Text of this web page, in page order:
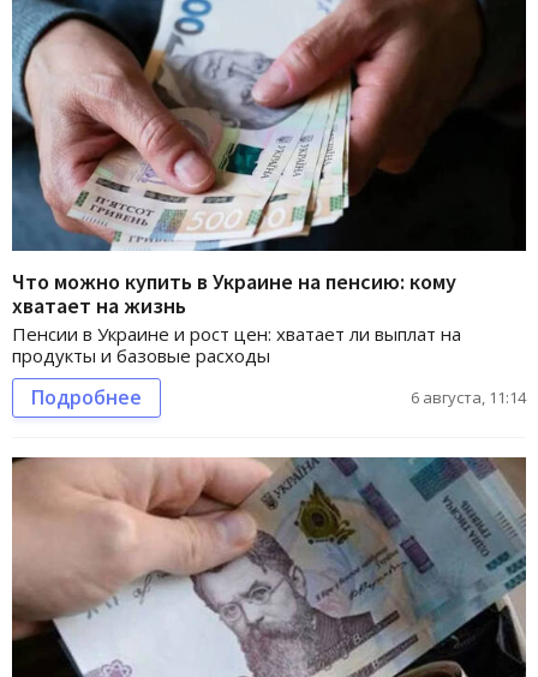
Что можно купить в Украине на пенсию: кому
хватает на жизнь
Пенсии в Украине и рост цен: хватает ли выплат на
продукты и базовые расходы
Подробнее 6 августа, 11:14